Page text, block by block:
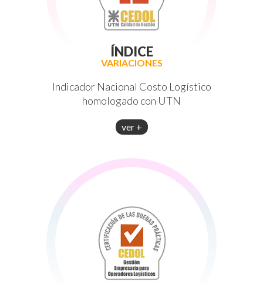
ÍNDICE
VARIACIONES
Indicador Nacional Costo Logístico
homologado con UTN
ver +